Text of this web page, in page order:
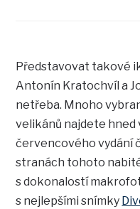
Představovat takové
Antonín Kratochvíl a
netřeba. Mnoho
velikánů najdete hned
červencového vydání
stranách tohoto
s dokonalostí
s nejlepšími snímky